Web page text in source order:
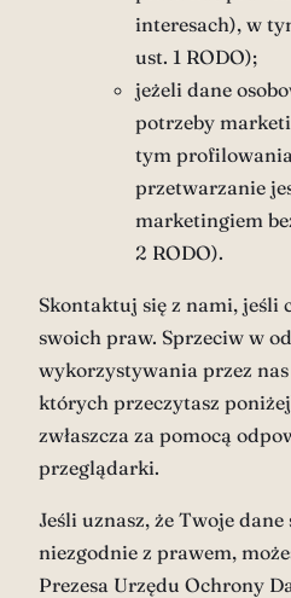
interesach), w
ust. 1 RODO);
jeżeli dane
potrzeby
tym
przetwarzanie
marketingiem
2 RODO).
Skontaktuj się z nami, jeśli
swoich praw. Sprzeciw w
wykorzystywania przez
których przeczytasz
zwłaszcza za pomocą
przeglądarki.
Jeśli uznasz, że Twoje
niezgodnie z prawem,
Prezesa Urzędu Ochrony